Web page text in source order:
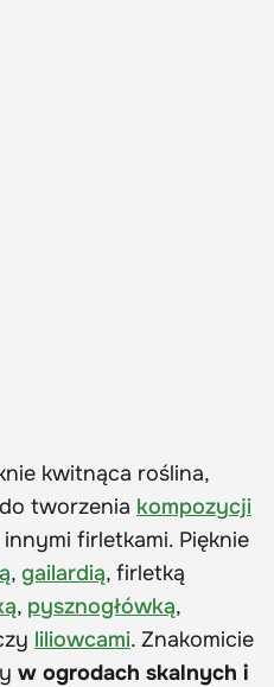
kwitnąca roślina,
tworzenia kompozycji
firletkami. Pięknie
, gailardią, firletką
, pysznogłówką,
liliowcami. Znakomicie
w ogrodach skalnych i